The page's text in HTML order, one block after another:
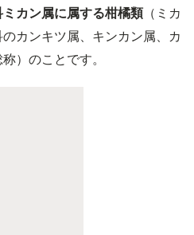
ミカン属に属する柑橘類（ミカ
カンキツ属、キンカン属、カ
）のことです。